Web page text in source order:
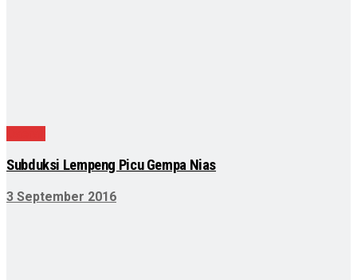
Subduksi Lempeng Picu Gempa Nias
3 September 2016